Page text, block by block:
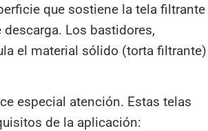
que sostiene la tela filtrante
Los bastidores,
el material sólido (torta filtrante)
especial atención. Estas telas
de la aplicación: